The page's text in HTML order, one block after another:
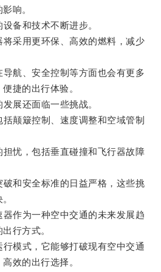
响。
和技术不断进步。
采用更环保、高效的燃料，减少
航、安全控制等方面也会有更多
捷的出行体验。
还面临一些挑战。
簸控制、速度调整和空域管制
忧，包括垂直碰撞和飞行器故障
和安全标准的日益严格，这些挑
作为一种空中交通的未来发展趋
行方式。
模式，它能够打破现有空中交通
效的出行选择。